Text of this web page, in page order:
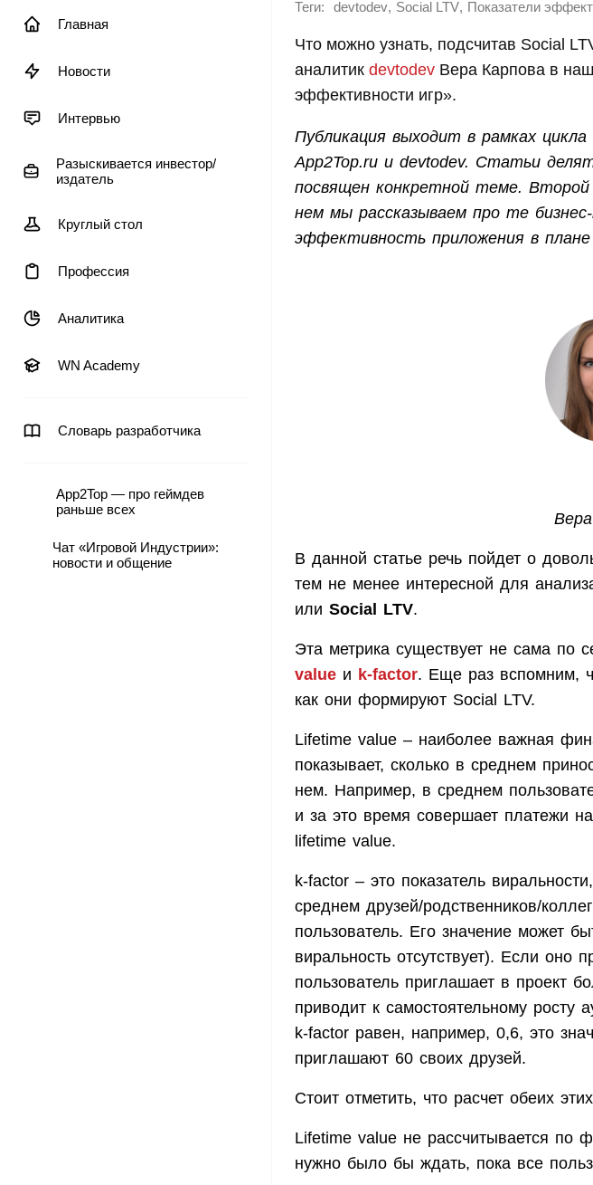
Главная
Новости
Интервью
Разыскивается инвестор/
издатель
Круглый стол
Профессия
Аналитика
WN Academy
Словарь разработчика
App2Top — про геймдев
раньше всех
Чат «Игровой Индустрии»:
новости и общение
Теги: devtodev, Social LTV, Показатели
Что можно узнать, подсчитав Social
аналитик devtodev Вера Карпова в
эффективности игр».
Публикация выходит в рамках
App2Top.ru и devtodev. Статьи
посвящен конкретной теме.
нем мы рассказываем про те
эффективность приложения в
В данной статье речь пойдет о
тем не менее интересной для
или Social LTV.
Эта метрика существует не сама по
value и k-factor. Еще раз вспомним,
как они формируют Social LTV.
Lifetime value – наиболее важная
показывает, сколько в среднем
нем. Например, в среднем
и за это время совершает платежи
lifetime value.
k-factor – это показатель
среднем друзей/родственников/
пользователь. Его значение может
виральность отсутствует). Если оно
пользователь приглашает в проект
приводит к самостоятельному росту
k-factor равен, например, 0,6, это
приглашают 60 своих друзей.
Стоит отметить, что расчет обеих
Lifetime value не рассчитывается по
нужно было бы ждать, пока все